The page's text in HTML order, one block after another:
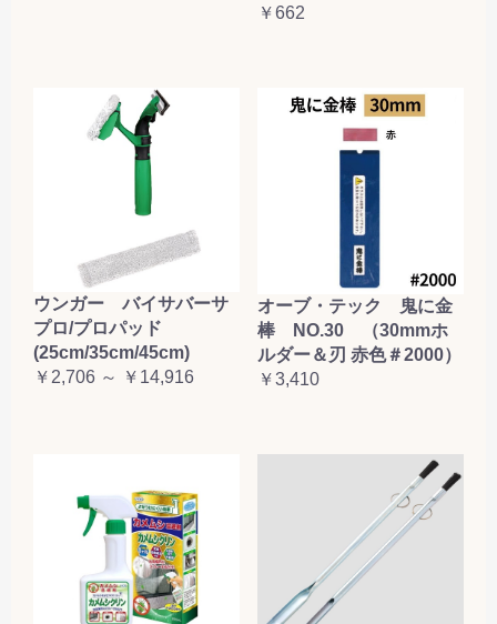
￥662
ウンガー バイサバーサ
プロ/プロパッド
(25cm/35cm/45cm)
￥2,706 ～ ￥14,916
オーブ・テック 鬼に金
棒 NO.30 （30mmホ
ルダー＆刃 赤色＃2000）
￥3,410